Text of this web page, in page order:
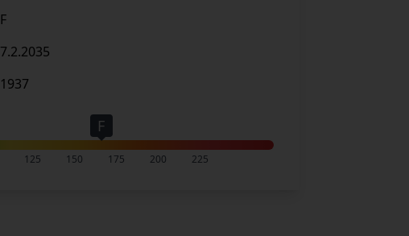
F
7.2.2035
1937
F
125 150 175 200 225